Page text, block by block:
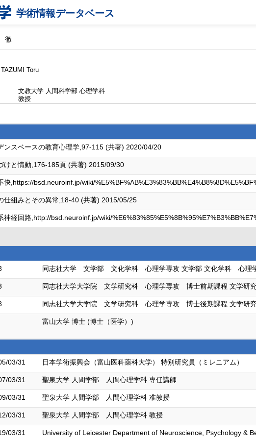
学術情報データベース
徹
TAZUMI Toru
文教大学 人間科学部 心理学科
教授
ンスベースの教育心理学,97-115 (共著) 2020/04/20
けと情動,176-185頁 (共著) 2015/09/30
快,https://bsd.neuroinf.jp/wiki/
仕組みとその異常,18-40 (共著) 2015/05/25
神経回路,http://bsd.neuroinf.jp/wiki/
同志社大学 文学部 文化学科 心理学専攻 文学部 文化学科 心理
同志社大学大学院 文学研究科 心理学専攻 博士前期課程 文学研究
同志社大学大学院 文学研究科 心理学専攻 博士後期課程 文学研究
富山大学 博士 (博士（医学）)
03/31
日本学術振興会（富山医科薬科大学） 特別研究員（ミレニアム）
03/31 聖泉大学 人間学部 人間心理学科 専任講師
03/31 聖泉大学 人間学部 人間心理学科 准教授
03/31 聖泉大学 人間学部 人間心理学科 教授
03/31 University of Leicester Department of Neuroscience, Psychology &